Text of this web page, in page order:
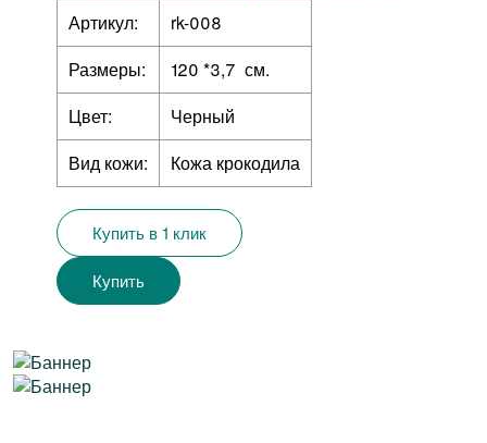
Артикул:
rk-008
Размеры:
120 *3,7 см.
Цвет:
Черный
Вид кожи:
Кожа крокодила
Купить в 1 клик
Купить